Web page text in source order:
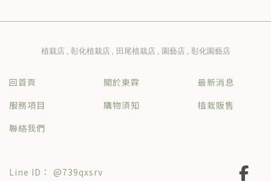
@739qxsrv
回首頁 關於東霖
最新消息
服務項目
購物須知
植栽販售
聯絡我們
植栽店 彰化植栽店 田尾植栽店 園藝店 彰化園藝店